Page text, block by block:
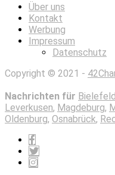
Über uns
Kontakt
Werbung
Impressum
Datenschutz
Copyright © 2021 -
Nachrichten für Bielefeld
Leverkusen, Magdeburg,
Oldenburg, Osnabrück,